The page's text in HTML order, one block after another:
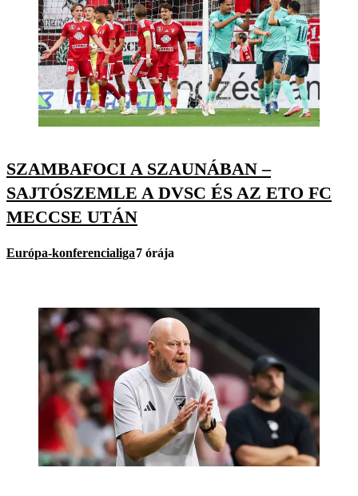
SZAMBAFOCI A SZAUNÁBAN –
SAJTÓSZEMLE A DVSC ÉS AZ ETO FC
MECCSE UTÁN
Európa-konferencialiga7 órája